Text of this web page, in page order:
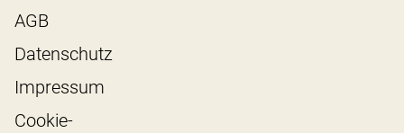
AGB
Datenschutz
Impressum
Cookie-